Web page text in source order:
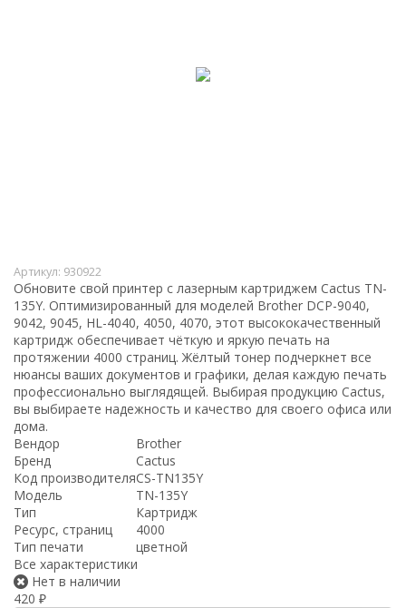
Артикул: 930922
Обновите свой принтер с лазерным картриджем Cactus TN-
135Y. Оптимизированный для моделей Brother DCP-9040,
9042, 9045, HL-4040, 4050, 4070, этот высококачественный
картридж обеспечивает чёткую и яркую печать на
протяжении 4000 страниц. Жёлтый тонер подчеркнет все
нюансы ваших документов и графики, делая каждую печать
профессионально выглядящей. Выбирая продукцию Cactus,
вы выбираете надежность и качество для своего офиса или
дома.
Вендор
Brother
Бренд
Cactus
Код производителяCS-TN135Y
Модель
TN-135Y
Тип
Картридж
Ресурс, страниц
4000
Тип печати
цветной
Все характеристики
Нет в наличии
420 ₽